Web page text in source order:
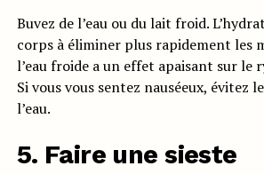
Buvez de l’eau ou du lait froid.
corps à éliminer plus rapidement les
l’eau froide a un effet apaisant sur le
Si vous vous sentez nauséeux, évitez
l’eau.
5. Faire une sieste